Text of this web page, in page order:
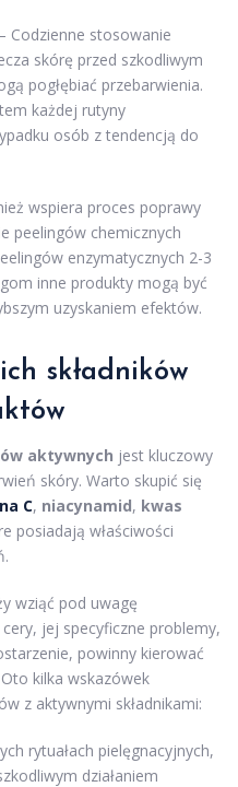
– Codzienne stosowanie
skórę przed szkodliwym
pogłębiać przebarwienia.
każdej rutyny
osób z tendencją do
wspiera proces poprawy
peelingów chemicznych
enzymatycznych 2-3
inne produkty mogą być
uzyskaniem efektów.
składników
aktywnych jest kluczowy
skóry. Warto skupić się
C, niacynamid, kwas
posiadają właściwości
wziąć pod uwagę
jej specyficzne problemy,
powinny kierować
kilka wskazówek
z aktywnymi składnikami:
rytuałach pielęgnacyjnych,
działaniem